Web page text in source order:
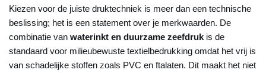
Kiezen voor de juiste druktechniek is meer dan een technische
beslissing; het is een statement over je merkwaarden. De
combinatie van waterinkt en duurzame zeefdruk is de
standaard voor milieubewuste textielbedrukking omdat het vrij is
van schadelijke stoffen zoals PVC en ftalaten. Dit maakt het niet